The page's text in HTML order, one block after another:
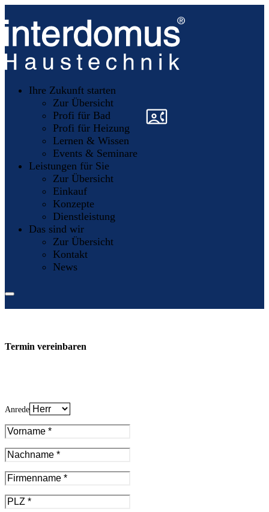
Ihre Zukunft starten
Zur Übersicht
Profi für Bad
Profi für Heizung
Lernen & Wissen
Events & Seminare
Leistungen für Sie
Zur Übersicht
Einkauf
Konzepte
Dienstleistung
Das sind wir
Zur Übersicht
Kontakt
News
»
Termin vereinbaren
Anrede